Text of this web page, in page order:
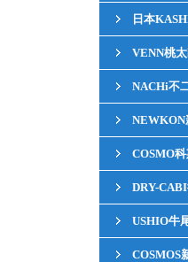
日本
VENN桃
NACHi不
NEWKON
COSMO
DRY-
USHIO牛
COSMOS